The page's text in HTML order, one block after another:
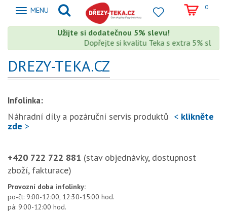
Zobrazit
MENU 0
Užijte si dodatečnou 5% slevu!
Dopřejte si kvalitu Teka s extra 5%
DREZY-TEKA.CZ
Infolinka:
Náhradní díly a pozáruční servis produktů < klikněte
zde >
+420 722 722 881 (stav objednávky, dostupnost
zboží, fakturace)
Provozní doba infolinky:
po-čt: 9:00-12:00, 12:30-15:00 hod.
pá: 9:00-12:00 hod.